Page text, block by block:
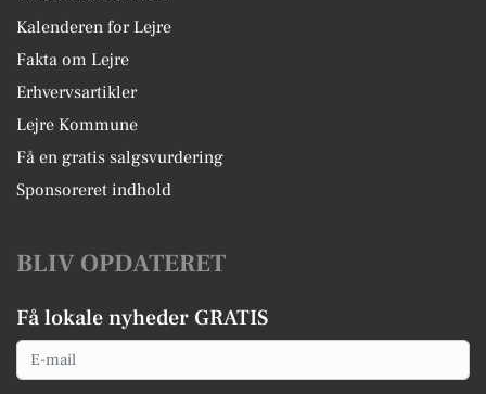
Kalenderen for Lejre
Fakta om Lejre
Erhvervsartikler
Lejre Kommune
Få en gratis salgsvurdering
Sponsoreret indhold
BLIV OPDATERET
Få lokale nyheder GRATIS
Email